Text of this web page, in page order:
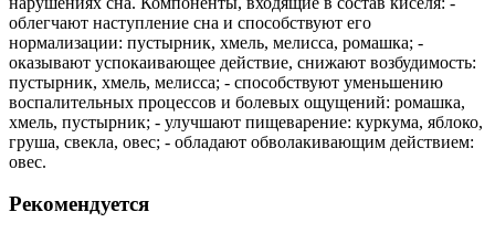
облегчают наступление сна и способствуют его
нормализации: пустырник, хмель, мелисса, ромашка; -
оказывают успокаивающее действие, снижают возбудимость:
пустырник, хмель, мелисса; - способствуют уменьшению
воспалительных процессов и болевых ощущений: ромашка,
хмель, пустырник; - улучшают пищеварение: куркума, яблоко,
груша, свекла, овес; - обладают обволакивающим действием:
овес.
Рекомендуется